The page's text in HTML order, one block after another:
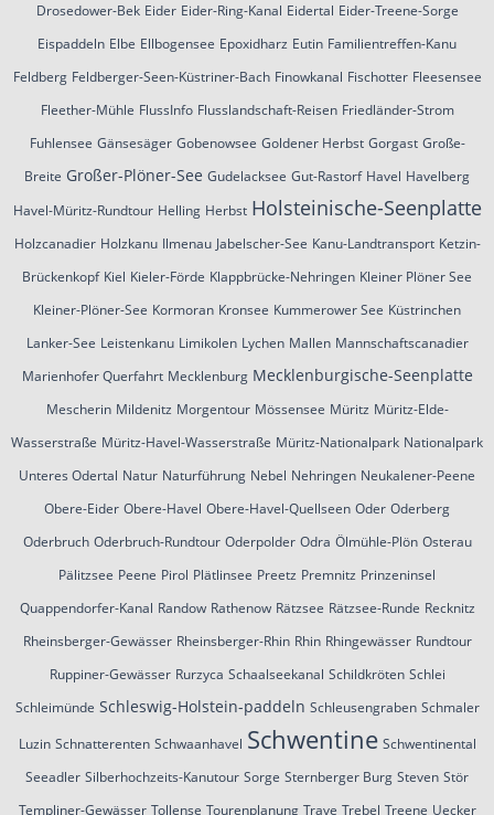
Drosedower-Bek Eider Eider-Ring-Kanal Eidertal Eider-Treene-Sorge
Eispaddeln Elbe Ellbogensee Epoxidharz Eutin Familientreffen-Kanu
Feldberg Feldberger-Seen-Küstriner-Bach Finowkanal Fischotter Fleesensee
Fleether-Mühle FlussInfo Flusslandschaft-Reisen Friedländer-Strom
Fuhlensee Gänsesäger Gobenowsee Goldener Herbst Gorgast Große-
Breite Großer-Plöner-See Gudelacksee Gut-Rastorf Havel Havelberg
Havel-Müritz-Rundtour Helling Herbst Holsteinische-Seenplatte
Holzcanadier Holzkanu Ilmenau Jabelscher-See Kanu-Landtransport Ketzin-
Brückenkopf Kiel Kieler-Förde Klappbrücke-Nehringen Kleiner Plöner See
Kleiner-Plöner-See Kormoran Kronsee Kummerower See Küstrinchen
Lanker-See Leistenkanu Limikolen Lychen Mallen Mannschaftscanadier
Marienhofer Querfahrt Mecklenburg Mecklenburgische-Seenplatte
Mescherin Mildenitz Morgentour Mössensee Müritz Müritz-Elde-
Wasserstraße Müritz-Havel-Wasserstraße Müritz-Nationalpark Nationalpark
Unteres Odertal Natur Naturführung Nebel Nehringen Neukalener-Peene
Obere-Eider Obere-Havel Obere-Havel-Quellseen Oder Oderberg
Oderbruch Oderbruch-Rundtour Oderpolder Odra Ölmühle-Plön Osterau
Pälitzsee Peene Pirol Plätlinsee Preetz Premnitz Prinzeninsel
Quappendorfer-Kanal Randow Rathenow Rätzsee Rätzsee-Runde Recknitz
Rheinsberger-Gewässer Rheinsberger-Rhin Rhin Rhingewässer Rundtour
Ruppiner-Gewässer Rurzyca Schaalseekanal Schildkröten Schlei
Schleimünde Schleswig-Holstein-paddeln Schleusengraben Schmaler
Luzin Schnatterenten Schwaanhavel Schwentine Schwentinental
Seeadler Silberhochzeits-Kanutour Sorge Sternberger Burg Steven Stör
Templiner-Gewässer Tollense Tourenplanung Trave Trebel Treene Uecker